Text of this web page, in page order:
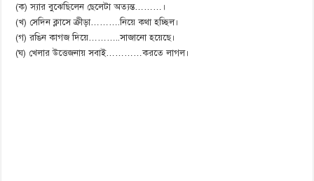
(ক) স্যার বুঝেছিলেন ছেলেটা অত্যন্ত………।
(খ) সেদিন ক্লাসে ক্রীড়া……….নিয়ে কথা হচ্ছিল।
(গ) রঙিন কাগজ দিয়ে………..সাজানো হয়েছে।
(ঘ) খেলার উত্তেজনায় সবাই…………করতে লাগল।